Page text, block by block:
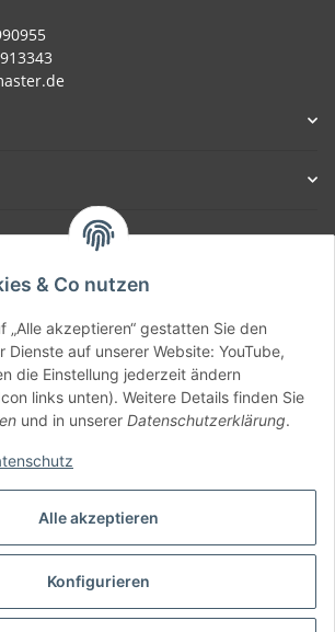
Alle akzeptieren
Konfigurieren
& Co nutzen
„Alle akzeptieren“ gestatten Sie den
Dienste auf unserer Website: YouTube,
die Einstellung jederzeit ändern
links unten). Weitere Details finden Sie
und in unserer Datenschutzerklärung.
Worldwide. ( B2B Shop )
Vertrag widerrufen
USt., zzgl.Versand
© voltmaster.de
Powered byJTL-Shop